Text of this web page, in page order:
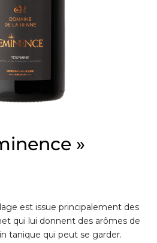
»
est issue principalement des
qui lui donnent des arômes de
tanique qui peut se garder.